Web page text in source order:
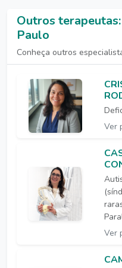
Outros
Paulo
Conheça outros
Ver
Ver